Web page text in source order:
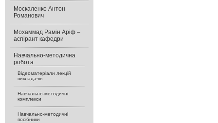
Москаленко Антон
Романович
Мохаммад Рамін Аріф –
аспірант кафедри
Навчально-методична
робота
Відеоматеріали лекцій
викладачів
Навчально-методичні
комплекси
Навчально-методичні
посібники